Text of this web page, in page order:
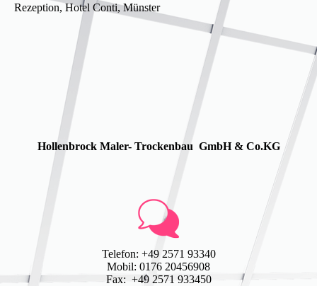
Rezeption, Hotel Conti, Münster
Hollenbrock Maler- Trockenbau GmbH & Co.KG
Telefon: +49 2571 93340
Mobil: 0176 20456908
Fax: +49 2571 933450